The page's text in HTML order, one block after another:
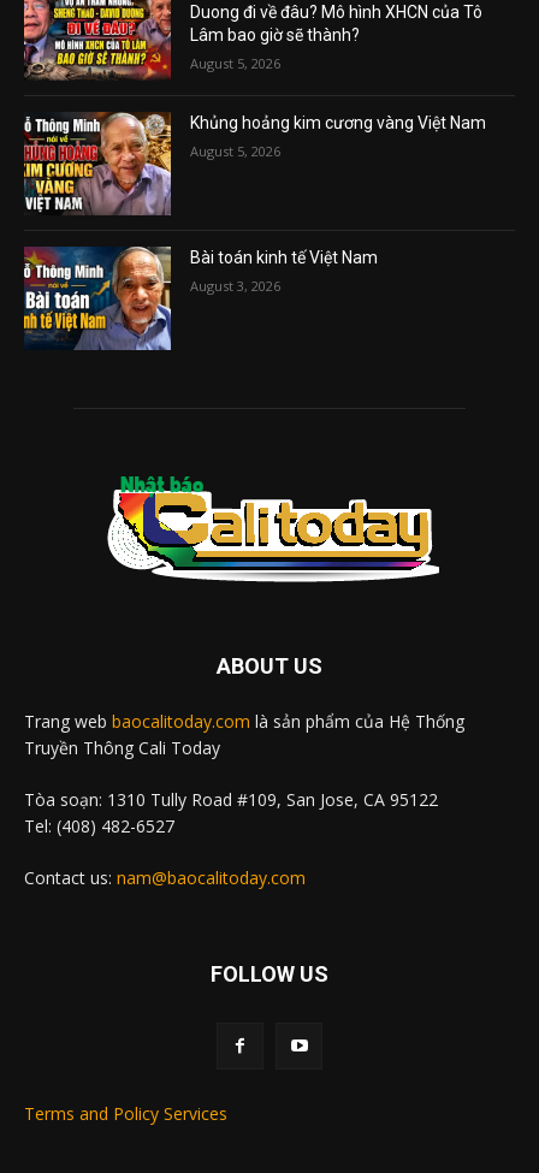
Duong đi về đâu? Mô hình XHCN của Tô
Lâm bao giờ sẽ thành?
August 5, 2026
Khủng hoảng kim cương vàng Việt Nam
August 5, 2026
Bài toán kinh tế Việt Nam
August 3, 2026
ABOUT US
Trang web baocalitoday.com là sản phẩm của Hệ Thống
Truyền Thông Cali Today
Tòa soạn: 1310 Tully Road #109, San Jose, CA 95122
Tel: (408) 482-6527
Contact us: nam@baocalitoday.com
FOLLOW US
Terms and Policy Services